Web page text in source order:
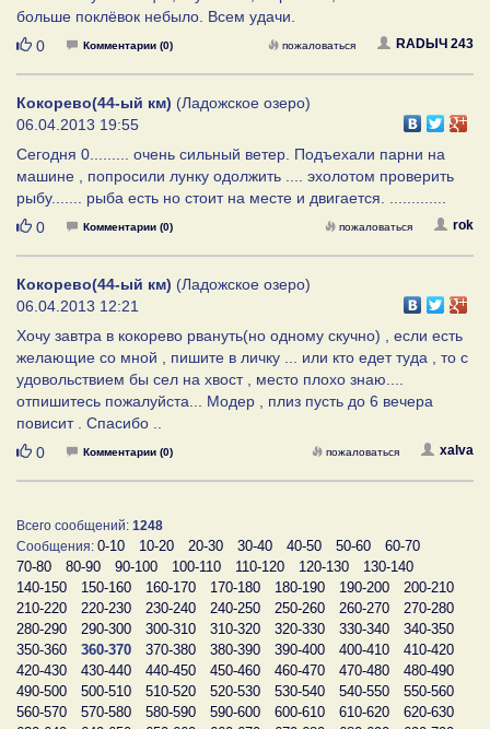
больше поклёвок небыло. Всем удачи.
Нравится
0 Комментарии (0) RADЫЧ 243
пожаловаться
Кокорево(44-ый км) (Ладожское озеро)
06.04.2013 19:55
Сегодня 0......... очень сильный ветер. Подъехали парни на
машине , попросили лунку одолжить .... эхолотом проверить
рыбу....... рыба есть но стоит на месте и двигается. .............
Нравится
0 Комментарии (0) rok
пожаловаться
Кокорево(44-ый км) (Ладожское озеро)
06.04.2013 12:21
Хочу завтра в кокорево рвануть(но одному скучно) , если есть
желающие со мной , пишите в личку ... или кто едет туда , то с
удовольствием бы сел на хвост , место плохо знаю....
отпишитесь пожалуйста... Модер , плиз пусть до 6 вечера
повисит . Спасибо ..
Нравится
0 Комментарии (0) xalva
пожаловаться
Всего сообщений: 1248
Сообщения: 0-10 10-20 20-30 30-40 40-50 50-60
60-70
70-80
80-90 90-100 100-110 110-120 120-130
130-140
140-150
150-160 160-170 170-180 180-190 190-200
200-210
210-220
220-230 230-240 240-250 250-260 260-270
270-280
280-290
290-300 300-310 310-320 320-330 330-340
340-350
350-360
360-370 370-380 380-390 390-400 400-410
410-420
420-430
430-440 440-450 450-460 460-470 470-480
480-490
490-500
500-510 510-520 520-530 530-540 540-550
550-560
560-570
570-580 580-590 590-600 600-610 610-620
620-630